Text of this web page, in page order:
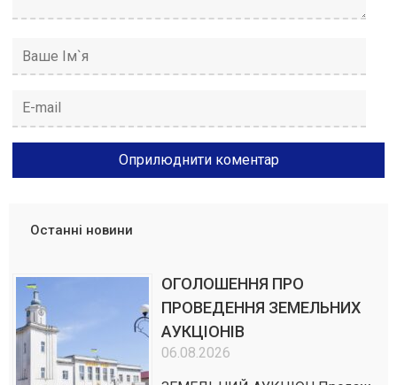
Останні новини
ОГОЛОШЕННЯ ПРО
ПРОВЕДЕННЯ ЗЕМЕЛЬНИХ
АУКЦІОНІВ
06.08.2026